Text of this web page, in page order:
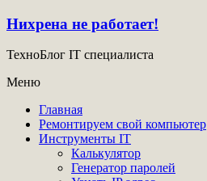
Нихрена не работает!
ТехноБлог IT специалиста
Меню
Главная
Ремонтируем свой компьютер
Инструменты IT
Калькулятор
Генератор паролей